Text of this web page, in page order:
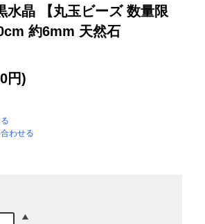
水晶 【丸玉ビーズ 数量限
約6mm 天然石
円)
わせる